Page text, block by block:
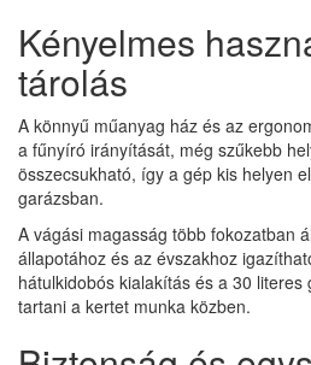
Kényelmes
tárolás
A könnyű műanyag ház és az
a fűnyíró irányítását, még szűkebb
összecsukható, így a gép kis helyen
garázsban.
A vágási magasság több fokozatban
állapotához és az évszakhoz
hátulkidobós kialakítás és a 30 literes
tartani a kertet munka közben.